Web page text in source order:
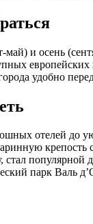
и осень
удобно
отелей до
стал
парк Валь